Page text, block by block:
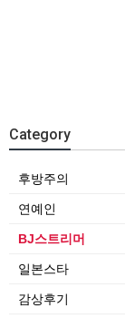
Category
후방주의
연예인
BJ스트리머
일본스타
감상후기